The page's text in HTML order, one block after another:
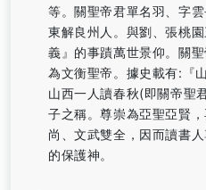
等。關聖帝君單名羽、字
東解良州人。與劉、張桃
義』的事蹟萬世景仰。關
為文衡聖帝。據史載有:『
山西一人讀春秋(即關帝聖
子之稱。尊崇為亞聖亞賢
尚、文武雙全，因而讀書
的保護神。